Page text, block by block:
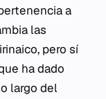
a
las
pero sí
ha dado
largo del